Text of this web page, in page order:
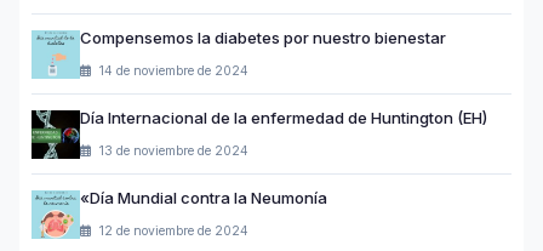
Compensemos la diabetes por nuestro bienestar
14 de noviembre de 2024
Día Internacional de la enfermedad de Huntington (EH)
13 de noviembre de 2024
«Día Mundial contra la Neumonía
12 de noviembre de 2024